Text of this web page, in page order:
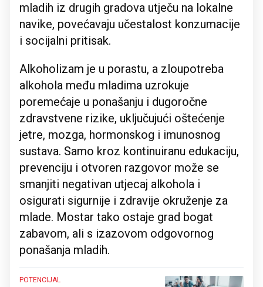
mladih iz drugih gradova utječu na lokalne
navike, povećavaju učestalost konzumacije
i socijalni pritisak.
Alkoholizam je u porastu, a zloupotreba
alkohola među mladima uzrokuje
poremećaje u ponašanju i dugoročne
zdravstvene rizike, uključujući oštećenje
jetre, mozga, hormonskog i imunosnog
sustava. Samo kroz kontinuiranu edukaciju,
prevenciju i otvoren razgovor može se
smanjiti negativan utjecaj alkohola i
osigurati sigurnije i zdravije okruženje za
mlade. Mostar tako ostaje grad bogat
zabavom, ali s izazovom odgovornog
ponašanja mladih.
POTENCIJAL